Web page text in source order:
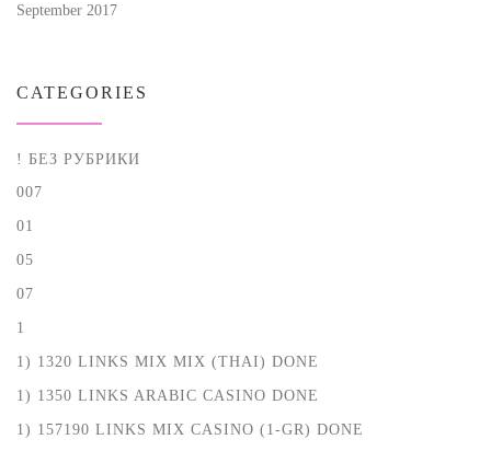
September 2017
CATEGORIES
! БЕЗ РУБРИКИ
007
01
05
07
1
1) 1320 LINKS MIX MIX (THAI) DONE
1) 1350 LINKS ARABIC CASINO DONE
1) 157190 LINKS MIX CASINO (1-GR) DONE